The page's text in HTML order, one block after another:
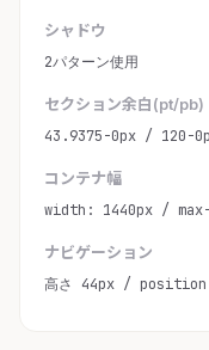
シャドウ
2パターン使用
セクション余白(pt/pb)
43.9375-0px / 120-
コンテナ幅
width: 1440px /
ナビゲーション
高さ 44px /